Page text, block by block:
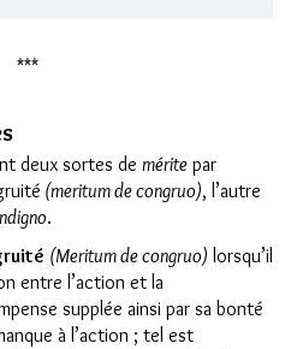
***
deux sortes de mérite par
(meritum de congruo), l’autre
.
(Meritum de congruo) lorsqu’il
entre l’action et ​​la
supplée ainsi par sa bonté
à l’action ; tel est